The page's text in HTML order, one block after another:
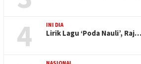
4 INI DIA
Lirik Lagu ‘Poda Nauli’, Raj…